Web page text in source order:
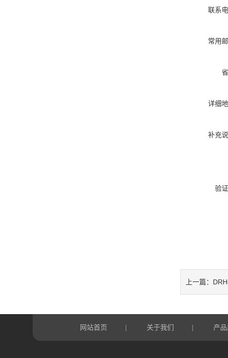
联系电
常用邮
详细地
补充说
验证
上一篇：
网站首页 关于我们 产